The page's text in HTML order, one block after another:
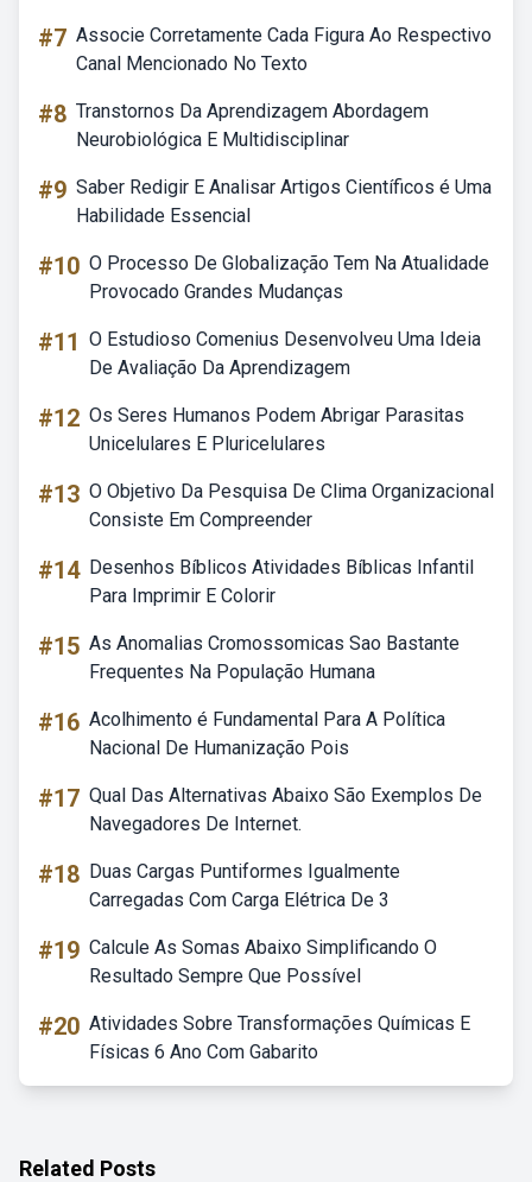
#7 Associe Corretamente Cada Figura Ao Respectivo
Canal Mencionado No Texto
#8 Transtornos Da Aprendizagem Abordagem
Neurobiológica E Multidisciplinar
#9 Saber Redigir E Analisar Artigos Científicos é Uma
Habilidade Essencial
#10 O Processo De Globalização Tem Na Atualidade
Provocado Grandes Mudanças
#11 O Estudioso Comenius Desenvolveu Uma Ideia
De Avaliação Da Aprendizagem
#12 Os Seres Humanos Podem Abrigar Parasitas
Unicelulares E Pluricelulares
#13 O Objetivo Da Pesquisa De Clima Organizacional
Consiste Em Compreender
#14 Desenhos Bíblicos Atividades Bíblicas Infantil
Para Imprimir E Colorir
#15 As Anomalias Cromossomicas Sao Bastante
Frequentes Na População Humana
#16 Acolhimento é Fundamental Para A Política
Nacional De Humanização Pois
#17 Qual Das Alternativas Abaixo São Exemplos De
Navegadores De Internet.
#18 Duas Cargas Puntiformes Igualmente
Carregadas Com Carga Elétrica De 3
#19 Calcule As Somas Abaixo Simplificando O
Resultado Sempre Que Possível
#20 Atividades Sobre Transformações Químicas E
Físicas 6 Ano Com Gabarito
Related Posts